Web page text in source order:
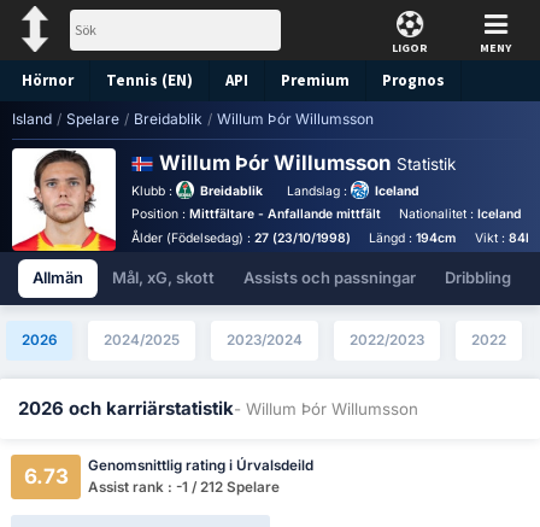
LIGOR MENY
Hörnor Tennis (EN) API Premium Prognos
Island / Spelare / Breidablik / Willum Þór Willumsson
Willum Þór Willumsson Statistik
Klubb : Breidablik Landslag :
Iceland
Position : Mittfältare - Anfallande mittfält Nationalitet :Iceland
Ålder (Födelsedag) : 27 (23/10/1998) Längd :194cm Vikt : 84kg
Allmän Mål, xG, skott Assists och passningar Dribbling
2026 2024/2025 2023/2024 2022/2023 2022
2026 och karriärstatistik- Willum Þór Willumsson
6.73
Genomsnittlig rating i Úrvalsdeild
Assist rank : -1 / 212 Spelare